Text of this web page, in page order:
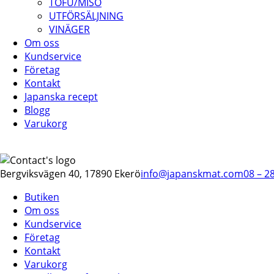
UTFÖRSÄLJNING
VINÄGER
Om oss
Kundservice
Företag
Kontakt
Japanska recept
Blogg
Varukorg
Bergviksvägen 40, 17890 Ekeröinfo@japanskmat.com08 –
Butiken
Om oss
Kundservice
Företag
Kontakt
Varukorg